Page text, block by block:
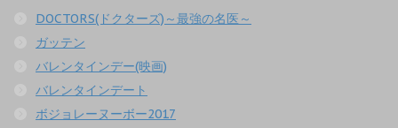
DOCTORS(ドクターズ)～最強の名医～
ガッテン
バレンタインデー(映画)
バレンタインデート
ボジョレーヌーボー2017